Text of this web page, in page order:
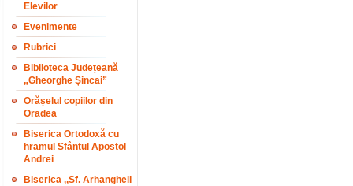
Elevilor
Evenimente
Rubrici
Biblioteca Județeană
„Gheorghe Șincai”
Orășelul copiilor din
Oradea
Biserica Ortodoxă cu
hramul Sfântul Apostol
Andrei
Biserica ,,Sf. Arhangheli